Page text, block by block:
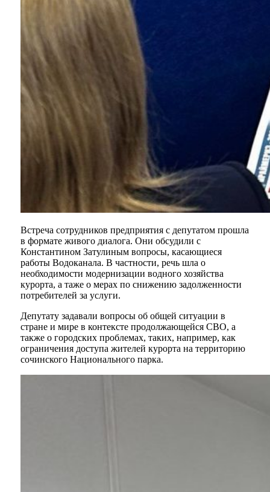
Встреча сотрудников предприятия с депутатом прошла
в формате живого диалога. Они обсудили с
Константином Затулиным вопросы, касающиеся
работы Водоканала. В частности, речь шла о
необходимости модернизации водного хозяйства
курорта, а таже о мерах по снижению задолженности
потребителей за услуги.
Депутату задавали вопросы об общей ситуации в
стране и мире в контексте продолжающейся СВО, а
также о городских проблемах, таких, например, как
ограничения доступа жителей курорта на территорию
сочинского Национального парка.